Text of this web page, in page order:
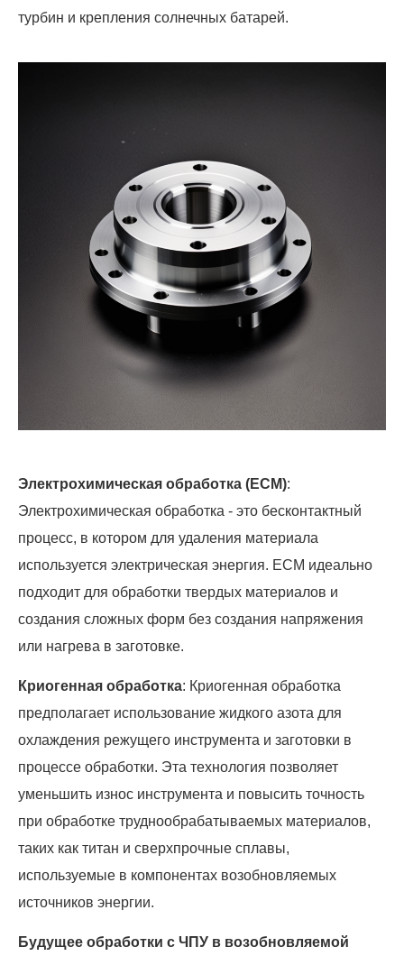
турбин и крепления солнечных батарей.
Электрохимическая обработка (ECM):
Электрохимическая обработка - это бесконтактный
процесс, в котором для удаления материала
используется электрическая энергия. ECM идеально
подходит для обработки твердых материалов и
создания сложных форм без создания напряжения
или нагрева в заготовке.
Криогенная обработка: Криогенная обработка
предполагает использование жидкого азота для
охлаждения режущего инструмента и заготовки в
процессе обработки. Эта технология позволяет
уменьшить износ инструмента и повысить точность
при обработке труднообрабатываемых материалов,
таких как титан и сверхпрочные сплавы,
используемые в компонентах возобновляемых
источников энергии.
Будущее обработки с ЧПУ в возобновляемой